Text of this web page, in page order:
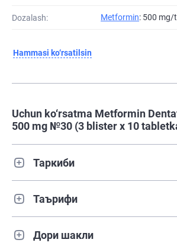
Dozalash: Metformin: 500
Hammasi ko‘rsatilsin
Uchun ko‘rsatma Metformin
500 mg №30 (3 blister х 10
Таркиби
Таърифи
Дори шакли